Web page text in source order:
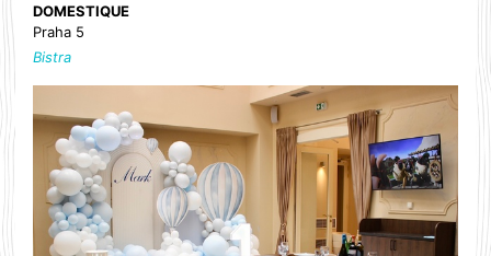
DOMESTIQUE
Praha 5
Bistra